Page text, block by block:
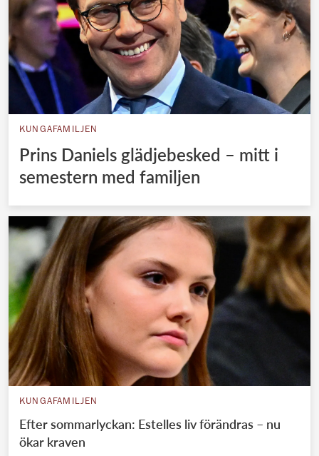
KUNGAFAMILJEN
Prins Daniels glädjebesked – mitt i
semestern med familjen
KUNGAFAMILJEN
Efter sommarlyckan: Estelles liv förändras – nu
ökar kraven